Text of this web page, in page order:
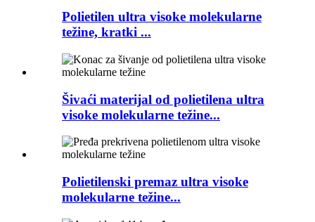
Polietilen ultra visoke molekularne
težine, kratki ...
Šivaći materijal od polietilena ultra
visoke molekularne težine...
Polietilenski premaz ultra visoke
molekularne težine...